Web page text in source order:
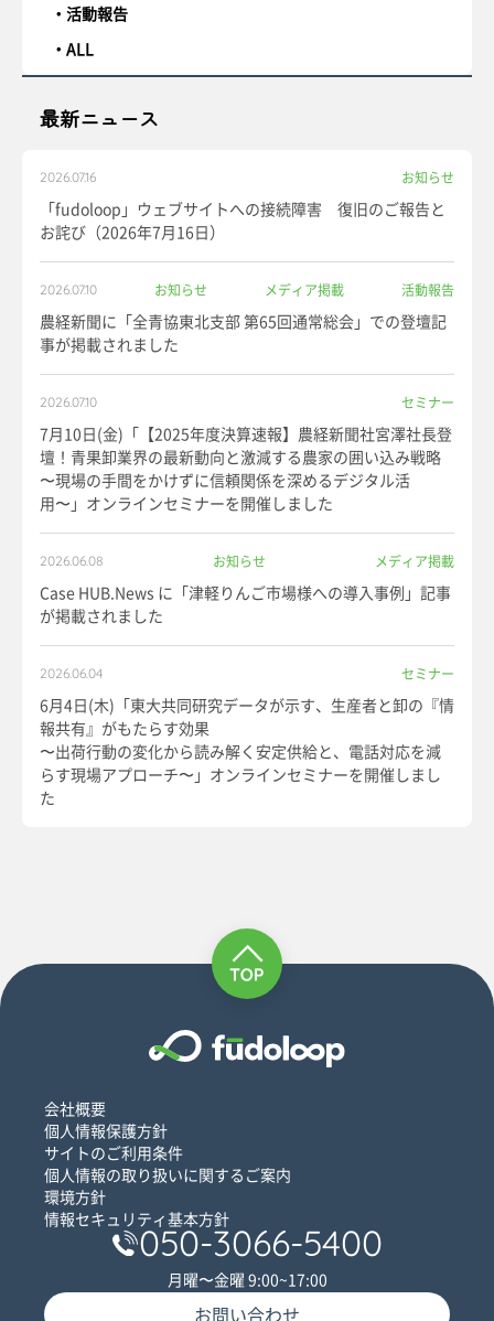
活動報告
ALL
最新ニュース
2026.07.16 お知らせ
「fudoloop」ウェブサイトへの接続障害 復旧のご報告と
お詫び（2026年7月16日）
2026.07.10 お知らせ メディア掲載 活動報告
農経新聞に「全青協東北支部 第65回通常総会」での登壇記
事が掲載されました
2026.07.10 セミナー
7月10日(金)「【2025年度決算速報】農経新聞社宮澤社長登
壇！青果卸業界の最新動向と激減する農家の囲い込み戦略
〜現場の手間をかけずに信頼関係を深めるデジタル活
用〜」オンラインセミナーを開催しました
2026.06.08 お知らせ メディア掲載
Case HUB.News に「津軽りんご市場様への導入事例」記事
が掲載されました
2026.06.04 セミナー
6月4日(木)「東大共同研究データが示す、生産者と卸の『情
報共有』がもたらす効果
〜出荷行動の変化から読み解く安定供給と、電話対応を減
らす現場アプローチ〜」オンラインセミナーを開催しまし
た
会社概要
個人情報保護方針
サイトのご利用条件
個人情報の取り扱いに関するご案内
環境方針
情報セキュリティ基本方針
050-3066-5400
月曜〜金曜 9:00~17:00
お問い合わせ